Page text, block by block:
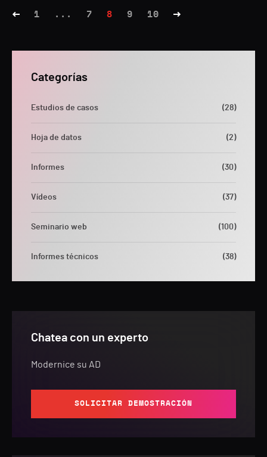
Categorías
Estudios de casos (28)
Hoja de datos (2)
Informes (30)
Vídeos (37)
Seminario web (100)
Informes técnicos (38)
Chatea con un experto
Modernice su AD
SOLICITAR DEMOSTRACIÓN
1 ... 7 8 9 10